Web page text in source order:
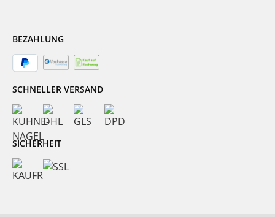
BEZAHLUNG
SCHNELLER VERSAND
SICHERHEIT